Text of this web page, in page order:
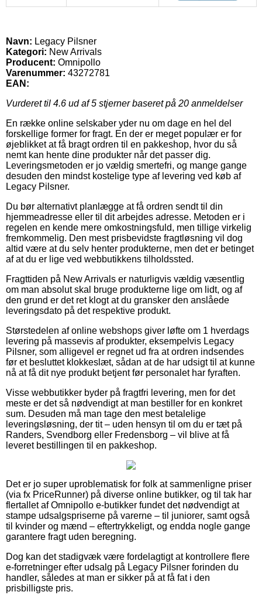
Navn: Legacy Pilsner
Kategori: New Arrivals
Producent: Omnipollo
Varenummer: 43272781
EAN:
Vurderet til 4.6 ud af 5 stjerner baseret på 20 anmeldelser
En række online selskaber yder nu om dage en hel del
forskellige former for fragt. En der er meget populær er for
øjeblikket at få bragt ordren til en pakkeshop, hvor du så
nemt kan hente dine produkter når det passer dig.
Leveringsmetoden er jo vældig smertefri, og mange gange
desuden den mindst kostelige type af levering ved køb af
Legacy Pilsner.
Du bør alternativt planlægge at få ordren sendt til din
hjemmeadresse eller til dit arbejdes adresse. Metoden er i
regelen en kende mere omkostningsfuld, men tillige virkelig
fremkommelig. Den mest prisbevidste fragtløsning vil dog
altid være at du selv henter produkterne, men det er betinget
af at du er lige ved webbutikkens tilholdssted.
Fragttiden på New Arrivals er naturligvis vældig væsentlig
om man absolut skal bruge produkterne lige om lidt, og af
den grund er det ret klogt at du gransker den anslåede
leveringsdato på det respektive produkt.
Størstedelen af online webshops giver løfte om 1 hverdags
levering på massevis af produkter, eksempelvis Legacy
Pilsner, som alligevel er regnet ud fra at ordren indsendes
før et besluttet klokkeslæt, sådan at de har udsigt til at kunne
nå at få dit nye produkt betjent før personalet har fyraften.
Visse webbutikker byder på fragtfri levering, men for det
meste er det så nødvendigt at man bestiller for en konkret
sum. Desuden må man tage den mest betalelige
leveringsløsning, der tit – uden hensyn til om du er tæt på
Randers, Svendborg eller Fredensborg – vil blive at få
leveret bestillingen til en pakkeshop.
Det er jo super uproblematisk for folk at sammenligne priser
(via fx PriceRunner) på diverse online butikker, og til tak har
flertallet af Omnipollo e-butikker fundet det nødvendigt at
stampe udsalgspriserne på varerne – til juniorer, samt også
til kvinder og mænd – eftertrykkeligt, og endda nogle gange
garantere fragt uden beregning.
Dog kan det stadigvæk være fordelagtigt at kontrollere flere
e-forretninger efter udsalg på Legacy Pilsner forinden du
handler, således at man er sikker på at få fat i den
prisbilligste pris.